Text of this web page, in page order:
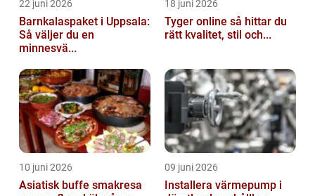
22 juni 2026
Barnkalaspaket i Uppsala:
Så väljer du en
minnesvä...
18 juni 2026
Tyger online så hittar du
rätt kvalitet, stil och...
10 juni 2026
Asiatisk buffe smakresa
09 juni 2026
Installera värmepump i